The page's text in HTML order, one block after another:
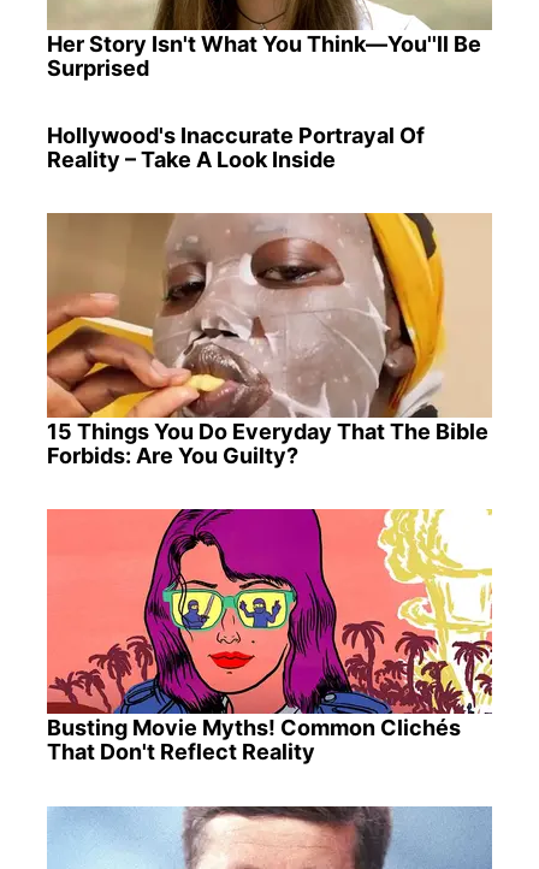
Her Story Isn't What You Think—You''ll Be
Surprised
Hollywood's Inaccurate Portrayal Of
Reality – Take A Look Inside
15 Things You Do Everyday That The Bible
Forbids: Are You Guilty?
Busting Movie Myths! Common Clichés
That Don't Reflect Reality